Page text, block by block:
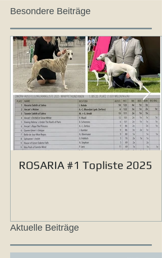
Besondere Beiträge
ROSARIA #1 Topliste 2025
Aktuelle Beiträge